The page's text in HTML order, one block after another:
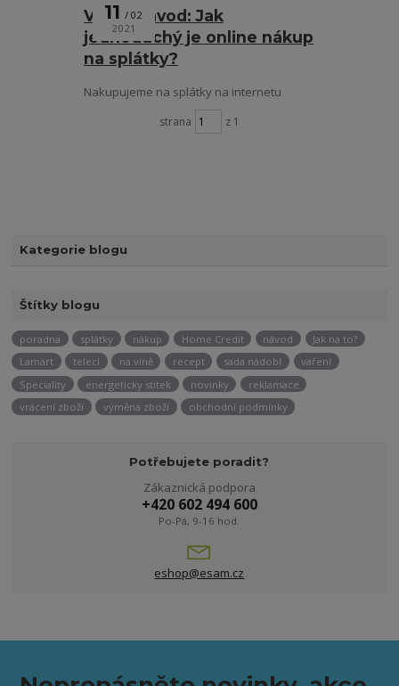
Kategorie blogu
Štítky blogu
poradna splátky nákup Home Credit návod
Jak na to?
Lamart
telecí na víně recept sada nádobí
vaření
Speciality
energeticky stitek novinky
reklamace
vrácení zboží
výměna zboží obchodní podmínky
Potřebujete poradit?
Zákaznická podpora
+420 602 494 600
Po-Pá, 9-16 hod.
eshop@esam.cz
Video návod: Jak
jednoduchý je online nákup
na splátky?
11
02
2021
Nakupujeme na splátky na internetu
strana z 1